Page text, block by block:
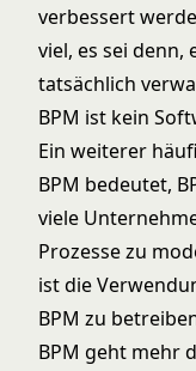
verbessert
viel, es sei denn,
tatsächlich
BPM ist kein
Ein weiterer
BPM bedeutet,
viele
Prozesse zu
ist die
BPM zu
BPM geht mehr